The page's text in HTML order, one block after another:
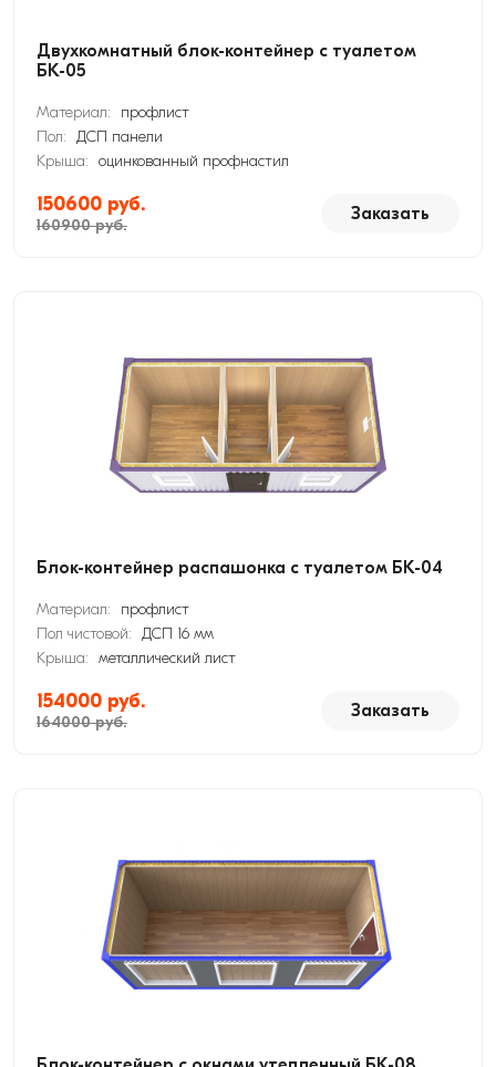
Двухкомнатный блок-контейнер с туалетом
БК-05
Материал:
профлист
Пол: ДСП панели
Крыша: оцинкованный профнастил
150600 руб.
160900 руб.
Заказать
Блок-контейнер распашонка с туалетом БК-04
Материал:
профлист
Пол чистовой: ДСП 16 мм
Крыша: металлический лист
154000 руб.
164000 руб.
Заказать